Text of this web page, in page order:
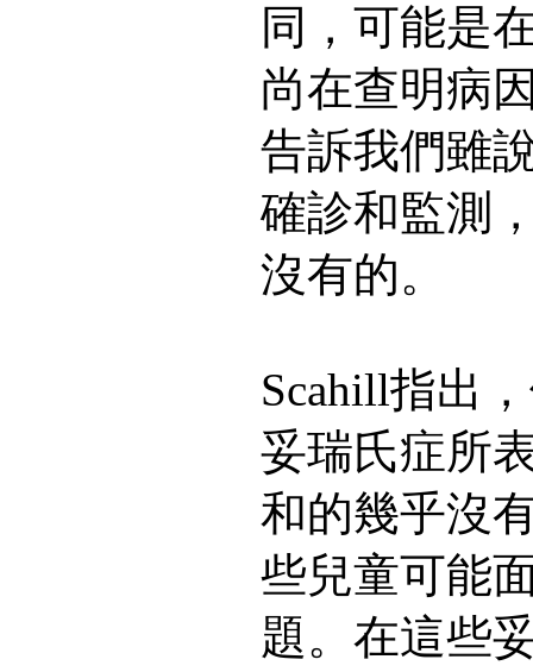
同，可能是
尚在查明病
告訴我們雖
確診和監測
沒有的。
Scahill指出
妥瑞氏症所
和的幾乎沒
些兒童可能
題。在這些